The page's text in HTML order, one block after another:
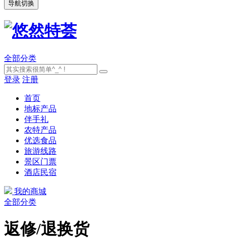
导航切换
全部分类
登录 注册
首页
地标产品
伴手礼
农特产品
优选食品
旅游线路
景区门票
酒店民宿
我的商城
全部分类
返修/退换货